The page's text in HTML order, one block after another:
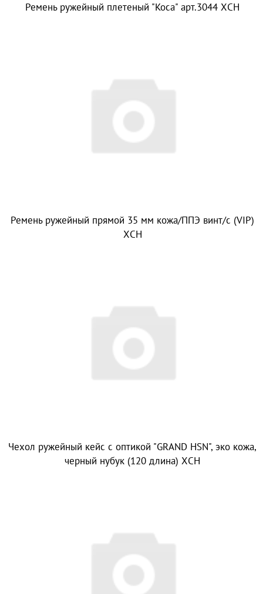
Ремень ружейный плетеный "Коса" арт.3044 ХСН
Ремень ружейный прямой 35 мм кожа/ППЭ винт/с (VIP)
ХСН
Чехол ружейный кейс с оптикой "GRAND HSN", эко кожа,
черный нубук (120 длина) ХСН